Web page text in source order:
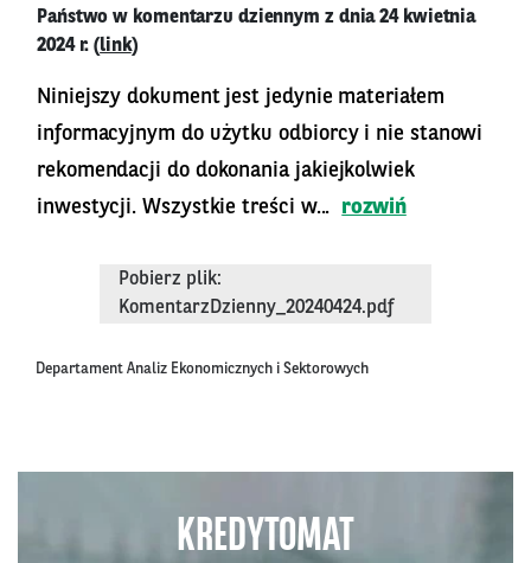
Państwo w komentarzu dziennym z dnia 24 kwietnia
2024 r. (link)
Niniejszy dokument jest jedynie materiałem
informacyjnym do użytku odbiorcy i nie stanowi
rekomendacji do dokonania jakiejkolwiek
inwestycji. Wszystkie treści w...
rozwiń
Pobierz plik:
KomentarzDzienny_20240424.pdf
Departament Analiz Ekonomicznych i Sektorowych
KREDYTOMAT